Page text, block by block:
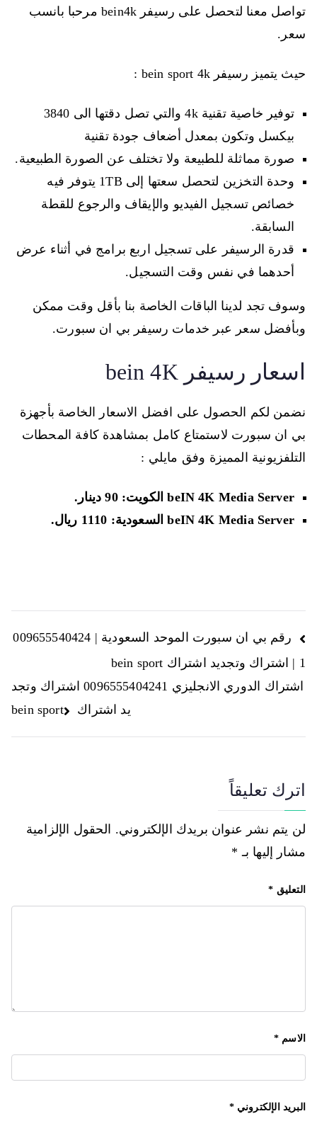
تواصل معنا لتحصل على رسيفر bein4k مرحبا بانسب
سعر.
حيث يتميز رسيفر bein sport 4k :
توفير خاصية تقنية 4k والتي تصل دقتها الى 3840
بيكسل وتكون بمعدل أضعاف جودة تقنية
صورة مماثلة للطبيعة ولا تختلف عن الصورة الطبيعية.
وحدة التخزين لتحصل سعتها إلى 1TB يتوفر فيه
خصائص تسجيل الفيديو والإيقاف والرجوع للقطة
السابقة.
قدرة الرسيفر على تسجيل اربع برامج في أثناء عرض
أحدهما في نفس وقت التسجيل.
وسوف تجد لدينا الباقات الخاصة بنا بأقل وقت ممكن
وبأفضل سعر عبر خدمات رسيفر بي ان سبورت.
اسعار رسيفر bein 4K
نضمن لكم الحصول على افضل الاسعار الخاصة بأجهزة
بي ان سبورت لاستمتاع كامل بمشاهدة كافة المحطات
التلفزيونية المميزة وفق مايلي :
beIN 4K Media Serverالكويت: 90 دينار.
beIN 4K Media Serverالسعودية: 1110 ريال.
رقم بي ان سبورت الموحد السعودية | 009655540424
1 | اشتراك وتجديد اشتراك bein sport
اشتراك الدوري الانجليزي 0096555404241 اشتراك وتجد
يد اشتراك bein sport
اترك تعليقاً
لن يتم نشر عنوان بريدك الإلكتروني.
الحقول الإلزامية
مشار إليها بـ *
التعليق *
الاسم *
البريد الإلكتروني*